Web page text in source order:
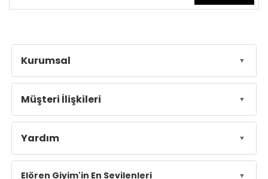
Kurumsal
Müşteri İlişkileri
Yardım
Elören Giyim'in En Sevilenleri